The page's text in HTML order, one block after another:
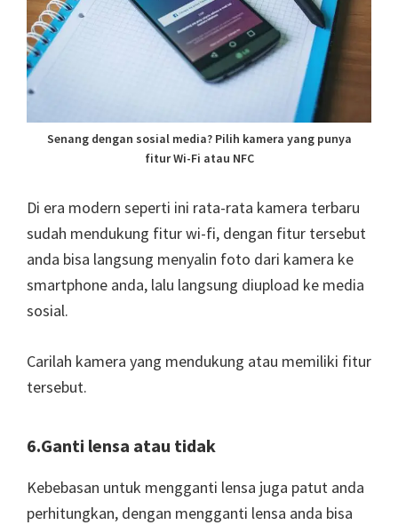
Senang dengan sosial media? Pilih kamera yang punya
fitur Wi-Fi atau NFC
Di era modern seperti ini rata-rata kamera terbaru
sudah mendukung fitur wi-fi, dengan fitur tersebut
anda bisa langsung menyalin foto dari kamera ke
smartphone anda, lalu langsung diupload ke media
sosial.
Carilah kamera yang mendukung atau memiliki fitur
tersebut.
6.Ganti lensa atau tidak
Kebebasan untuk mengganti lensa juga patut anda
perhitungkan, dengan mengganti lensa anda bisa